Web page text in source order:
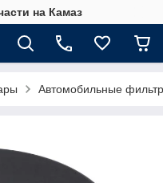
на Камаз
Автомобильные